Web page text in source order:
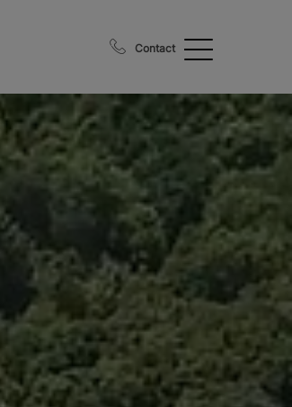
Contact